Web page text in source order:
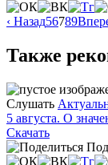
‹ Назад56789
Также
Слушать
5 августа. О
Скачать